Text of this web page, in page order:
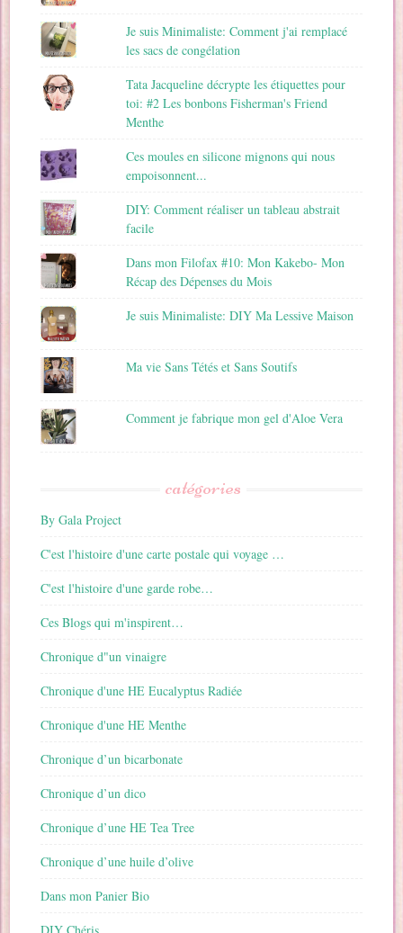
Je suis Minimaliste: Comment j'ai remplacé
les sacs de congélation
Tata Jacqueline décrypte les étiquettes pour
toi: #2 Les bonbons Fisherman's Friend
Menthe
Ces moules en silicone mignons qui nous
empoisonnent...
DIY: Comment réaliser un tableau abstrait
facile
Dans mon Filofax #10: Mon Kakebo- Mon
Récap des Dépenses du Mois
Je suis Minimaliste: DIY Ma Lessive Maison
Ma vie Sans Tétés et Sans Soutifs
Comment je fabrique mon gel d'Aloe Vera
catégories
By Gala Project
C'est l'histoire d'une carte postale qui voyage …
C'est l'histoire d'une garde robe…
Ces Blogs qui m'inspirent…
Chronique d"un vinaigre
Chronique d'une HE Eucalyptus Radiée
Chronique d'une HE Menthe
Chronique d’un bicarbonate
Chronique d’un dico
Chronique d’une HE Tea Tree
Chronique d’une huile d’olive
Dans mon Panier Bio